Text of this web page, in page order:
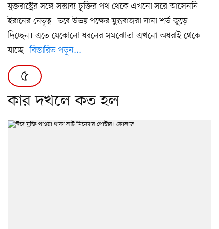
যুক্তরাষ্ট্রের সঙ্গে সম্ভাব্য চুক্তির পথ থেকে এখনো সরে আসেননি
ইরানের নেতৃত্ব। তবে উভয় পক্ষের যুদ্ধবাজরা নানা শর্ত জুড়ে
দিচ্ছেন। এতে যেকোনো ধরনের সমঝোতা এখনো অধরাই থেকে
যাচ্ছে।বিস্তারিত পড়ুন...
৫
কার দখলে কত হল